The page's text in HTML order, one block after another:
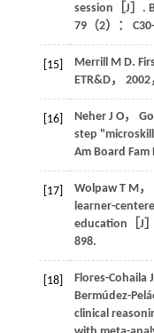
session［J］.
79（2）：
[15] Merrill M D.
ETR&D， 2002
[16] Neher J O，
step
Am Board Fam
[17] Wolpaw T M ，
learner-
education［J
898.
[18] Flores-Cohaila
Bermúdez-
clinical